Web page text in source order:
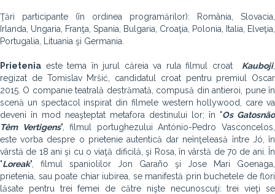
Ţări participante (în ordinea programărilor): România, Slovacia,
Irlanda, Ungaria, Franţa, Spania, Bulgaria, Croaţia, Polonia, Italia, Elveţia,
Portugalia, Lituania şi Germania.
Prietenia este tema în jurul căreia va rula filmul croat Kauboji,
regizat de Tomislav Mršić, candidatul croat pentru premiul Oscar
2015. O companie teatrală destrămată, compusă din antieroi, pune în
scenă un spectacol inspirat din filmele western hollywood, care va
deveni în mod neaşteptat metafora destinului lor; în "Os Gatosnão
Têm Vertigens", filmul portughezului António-Pedro Vasconcelos,
este vorba despre o prietenie autentică dar neînţeleasă între Jó, în
vârstă de 18 ani şi cu o viaţă dificilă, şi Rosa, în vârstă de 70 de ani. În
"Loreak", filmul spaniolilor Jon Garaño şi Jose Mari Goenaga,
prietenia, sau poate chiar iubirea, se manifestă prin buchetele de flori
lăsate pentru trei femei de către nişte necunoscuţi: trei vieţi se